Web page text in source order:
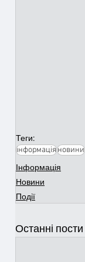
Теги:
інформаціяновини
Інформація
Новини
Події
Останні пости